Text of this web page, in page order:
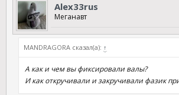
Аlex33rus
Меганавт
MANDRAGORA сказал(а): ↑
А как и чем вы фиксировали валы?
И как откручивали и закручивали фазик